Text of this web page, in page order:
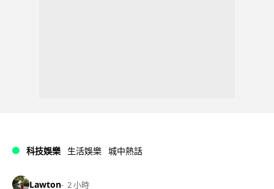
科技娛樂 生活娛樂 城中熱話
Lawton 2 小時